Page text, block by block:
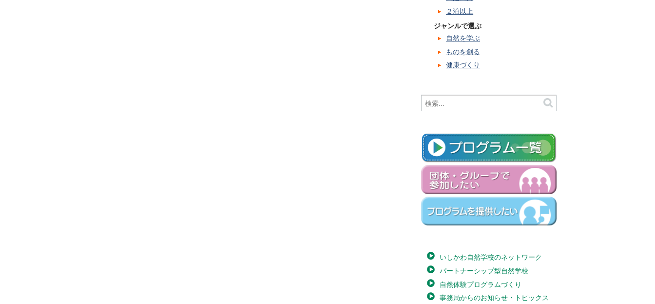
２泊以上
ジャンルで選ぶ
自然を学ぶ
ものを創る
健康づくり
いしかわ自然学校のネットワーク
パートナーシップ型自然学校
自然体験プログラムづくり
事務局からのお知らせ・トピックス